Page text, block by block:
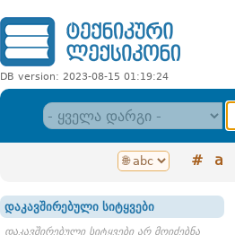
DB version: 2023-08-15 01:19:24
# a
დაკავშირებული სიტყვები
დაკავშირებული სიტყვები არ მოიძებნა